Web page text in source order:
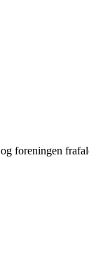
og foreningen